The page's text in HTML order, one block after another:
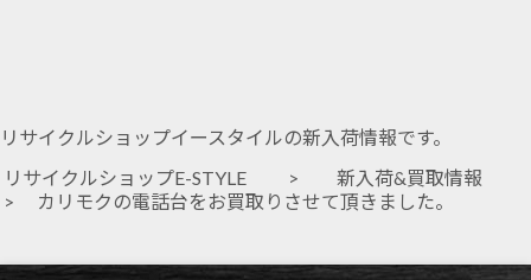
リサイクルショップイースタイルの新入荷情報です。
リサイクルショップE-STYLE
> 新入荷&買取情報
> カリモクの電話台をお買取りさせて頂きました。